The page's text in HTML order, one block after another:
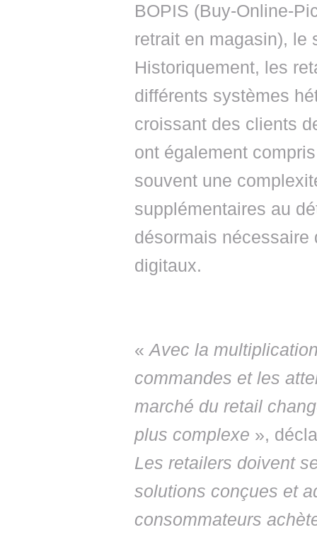
BOPIS (Buy-Online-
retrait en magasin), le
Historiquement, les
différents systèmes
croissant des clients
ont également
souvent une
supplémentaires au
désormais
digitaux.
«Avec la
commandes et les
marché du retail
plus complexe »,
Les retailers doivent
solutions conçues et
consommateurs